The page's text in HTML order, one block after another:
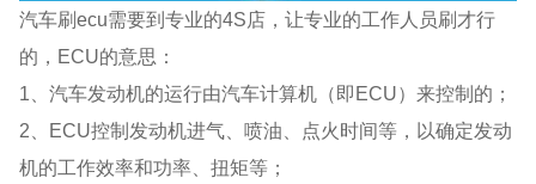
汽车刷ecu需要到专业的4S店，让专业的工作人员刷才行
的，ECU的意思：
1、汽车发动机的运行由汽车计算机（即ECU）来控制的；
2、ECU控制发动机进气、喷油、点火时间等，以确定发动
机的工作效率和功率、扭矩等；